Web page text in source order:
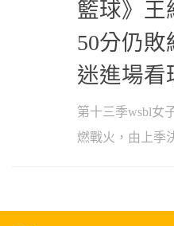
籃球》王
50分仍
迷進場看
第十三季wsbl女
燃戰火，由上季